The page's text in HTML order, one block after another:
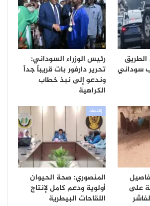
سوداني
رئيس الوزراء السوداني:
تحرير دارفور بات قريباً جداً
وندعو إلى نبذ خطاب
الكراهية
30 جثة على
إقتصاد
المنصوري: صحة الحيوان
أولوية ودعم كامل لإنتاج
اللقاحات البيطرية